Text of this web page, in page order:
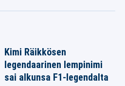
Kimi Räikkösen
legendaarinen lempinimi
sai alkunsa F1-legendalta